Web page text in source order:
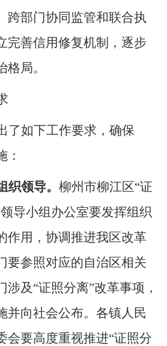
跨部门协同监管和联合执
完善信用修复机制，逐步
局。
了如下工作要求，确保
：
织领导。 柳州市柳江区“证
导小组办公室要发挥组织
作用，协调推进我区改革
要参照对应的自治区相关
及“证照分离”改革事项，
并向社会公布。各镇人民
会要高度重视推进“证照分